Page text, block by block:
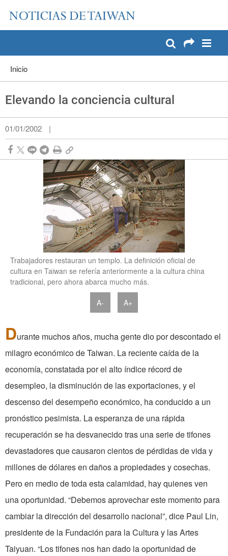
Pase a contenido principal
Inicio
Elevando la conciencia cultural
01/01/2002 |
Trabajadores restauran un templo. La definición oficial de
cultura en Taiwan se refería anteriormente a la cultura china
tradicional, pero ahora abarca mucho más.
A- A+
Durante muchos años, mucha gente dio por descontado el
milagro económico de Taiwan. La reciente caída de la
economía, constatada por el alto índice récord de
desempleo, la disminución de las exportaciones, y el
descenso del desempeño económico, ha conducido a un
pronóstico pesimista. La esperanza de una rápida
recuperación se ha desvanecido tras una serie de tifones
devastadores que causaron cientos de pérdidas de vida y
millones de dólares en daños a propiedades y cosechas.
Pero en medio de toda esta calamidad, hay quienes ven
una oportunidad. “Debemos aprovechar este momento para
cambiar la dirección del desarrollo nacional”, dice Paul Lin,
presidente de la Fundación para la Cultura y las Artes
Taiyuan. “Los tifones nos han dado la oportunidad de